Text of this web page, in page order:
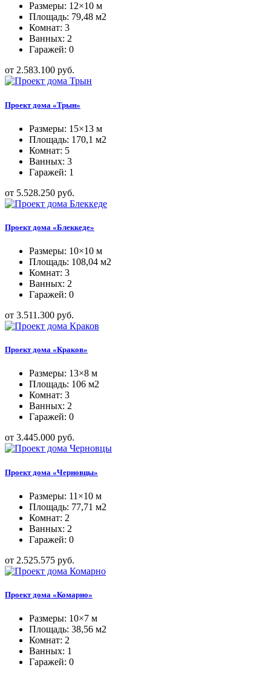
Размеры: 12×10 м
Площадь: 79,48 м2
Комнат: 3
Ванных: 2
Гаражей: 0
от 2.583.100 руб.
Проект дома «Трын»
Размеры: 15×13 м
Площадь: 170,1 м2
Комнат: 5
Ванных: 3
Гаражей: 1
от 5.528.250 руб.
Проект дома «Блеккеде»
Размеры: 10×10 м
Площадь: 108,04 м2
Комнат: 3
Ванных: 2
Гаражей: 0
от 3.511.300 руб.
Проект дома «Краков»
Размеры: 13×8 м
Площадь: 106 м2
Комнат: 3
Ванных: 2
Гаражей: 0
от 3.445.000 руб.
Проект дома «Черновцы»
Размеры: 11×10 м
Площадь: 77,71 м2
Комнат: 2
Ванных: 2
Гаражей: 0
от 2.525.575 руб.
Проект дома «Комарно»
Размеры: 10×7 м
Площадь: 38,56 м2
Комнат: 2
Ванных: 1
Гаражей: 0